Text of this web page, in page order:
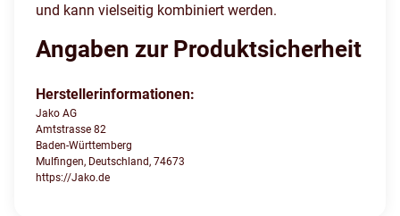
und kann vielseitig kombiniert werden.
Angaben zur Produktsicherheit
Herstellerinformationen:
Jako AG
Amtstrasse 82
Baden-Württemberg
Mulfingen, Deutschland, 74673
https://Jako.de